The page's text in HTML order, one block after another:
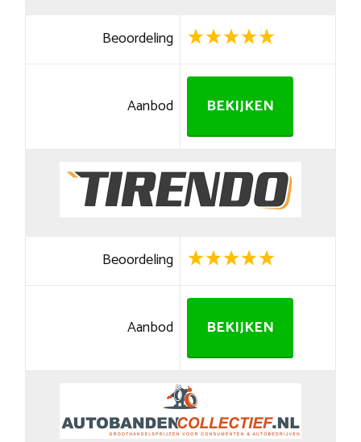
Beoordeling
Aanbod BEKIJKEN
Beoordeling
Aanbod BEKIJKEN